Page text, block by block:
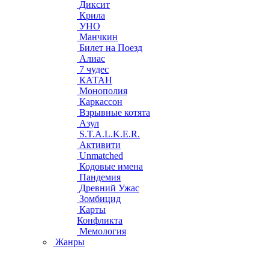
Диксит
Крила
УНО
Манчкин
Билет на Поезд
Алиас
7 чудес
КАТАН
Монополия
Каркассон
Взрывные котята
Азул
S.T.A.L.K.E.R.
Активити
Unmatched
Кодовые имена
Пандемия
Древний Ужас
Зомбицид
Карты
Конфликта
Мемология
Жанры